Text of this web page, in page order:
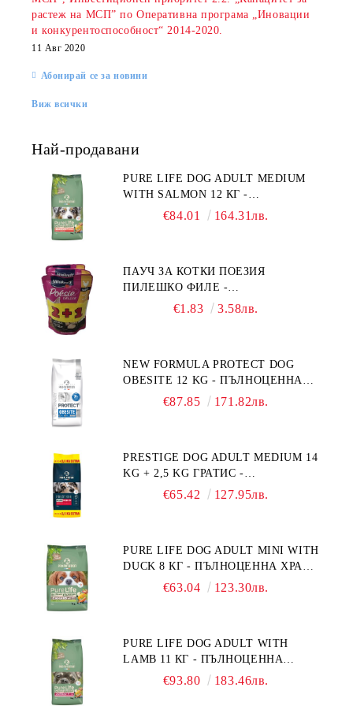
растеж на МСП” по Оперативна програма „Иновации
и конкурентоспособност“ 2014-2020.
11 Авг 2020
Абонирай се за новини
Виж всички
Най-продавани
PURE LIFE DOG ADULT MEDIUM
WITH SALMON 12 КГ -
ПЪЛНОЦЕННА ХРАНА ЗА
БЕЗ ЗЪРНО, БЕЗ ГЛУТЕН.
ПРОИЗВЕДЕНА ВЪВ ФРАНЦИЯ.
€84.01 164.31лв.
ПАУЧ ЗА КОТКИ ПОЕЗИЯ
ПИЛЕШКО ФИЛЕ -
ПРОМОКОМПЛЕКТ 3 БР.
€1.83 3.58лв.
NEW FORMULA PROTECT DOG
OBESITE 12 KG - ПЪЛНОЦЕННА
ДИЕТИЧНА ХРАНА ЗА КУЧЕТА
"РЕГУЛИРАНЕ НА ВНОСА НА
ГЛЮКОЗА (DIABETES MELLITUS)."
€87.85 171.82лв.
PRESTIGE DOG ADULT MEDIUM 14
KG + 2,5 KG ГРАТИС -
ПЪЛНОЦЕННА ХРАНА ЗА
€65.42 127.95лв.
PURE LIFE DOG ADULT MINI WITH
DUCK 8 КГ - ПЪЛНОЦЕННА ХРАНА
ЗА ПОРАСНАЛИ КУЧЕТА ОТ
ГЛУТЕН. ПРОИЗВЕДЕНА ВЪВ
ФРАНЦИЯ.
€63.04 123.30лв.
PURE LIFE DOG ADULT WITH
LAMB 11 КГ - ПЪЛНОЦЕННА
ХРАНА ЗА ПОРАСНАЛИ КУЧЕТА С
€93.80 183.46лв.